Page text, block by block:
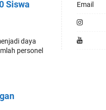
Siswa
daya
personel
Email